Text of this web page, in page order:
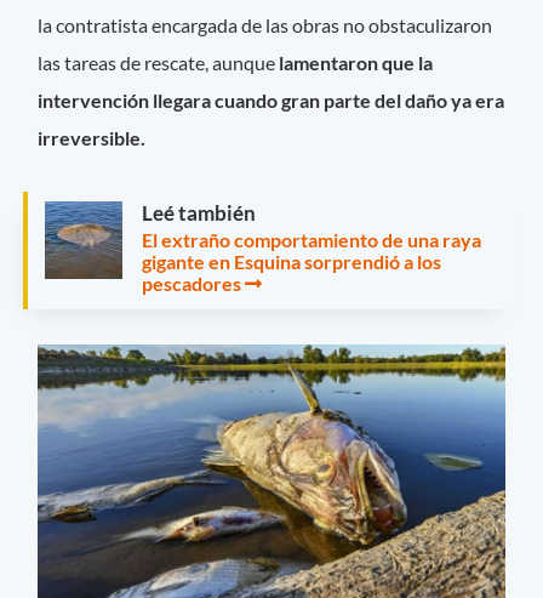
la contratista encargada de las obras no obstaculizaron
las tareas de rescate, aunque lamentaron que la
intervención llegara cuando gran parte del daño ya era
irreversible.
Leé también
El extraño comportamiento de una raya
gigante en Esquina sorprendió a los
pescadores